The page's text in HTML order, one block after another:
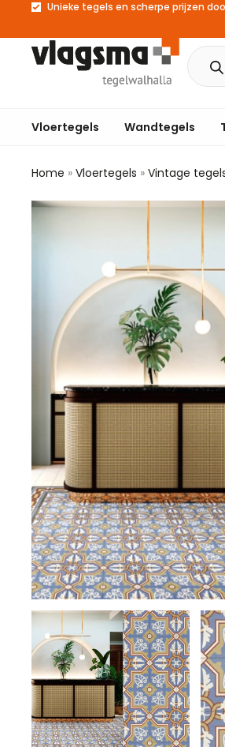
Unieke tegels en scherpe prijzen
Vloertegels Wandtegels
Home » Vloertegels » Vintage